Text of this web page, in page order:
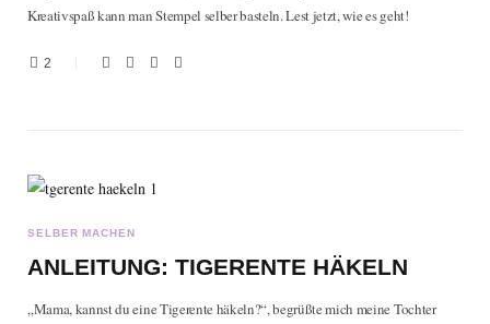
Kreativspaß kann man Stempel selber basteln. Lest jetzt, wie es geht!
2
SELBER MACHEN
ANLEITUNG: TIGERENTE HÄKELN
„Mama, kannst du eine Tigerente häkeln?“, begrüßte mich meine Tochter